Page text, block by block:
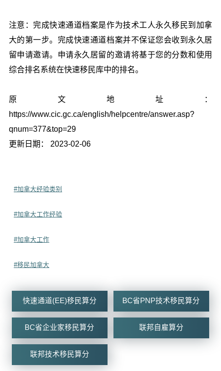
注意：完成快速通道档案是作为技术工人永久移民到加拿
大的第一步。完成快速通道档案并不保证您会收到永久居
留申请邀请。申请永久居留的邀请将基于您的分数和使用
综合排名系统在快速移民库中的排名。
原文地址：
https://www.cic.gc.ca/english/helpcentre/answer.asp?
qnum=377&top=29
更新日期： 2023-02-06
#加拿大经验类别
#加拿大工作经验
#加拿大工作
#移民加拿大
快速通道(EE)移民算分 BC省PNP技术移民算分
BC省企业家移民算分 联邦自雇算分
联邦技术移民算分